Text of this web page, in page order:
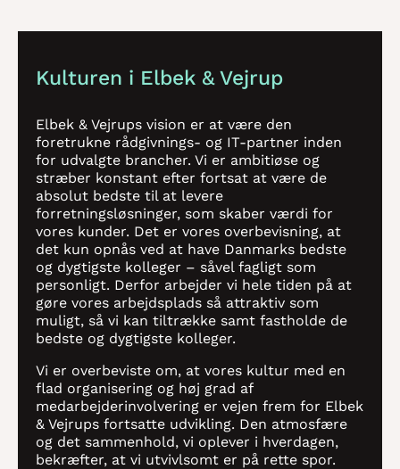
Kulturen i Elbek & Vejrup
Elbek & Vejrups vision er at være den
foretrukne rådgivnings- og IT-partner inden
for udvalgte brancher. Vi er ambitiøse og
stræber konstant efter fortsat at være de
absolut bedste til at levere
forretningsløsninger, som skaber værdi for
vores kunder. Det er vores overbevisning, at
det kun opnås ved at have Danmarks bedste
og dygtigste kolleger – såvel fagligt som
personligt. Derfor arbejder vi hele tiden på at
gøre vores arbejdsplads så attraktiv som
muligt, så vi kan tiltrække samt fastholde de
bedste og dygtigste kolleger.
Vi er overbeviste om, at vores kultur med en
flad organisering og høj grad af
medarbejderinvolvering er vejen frem for Elbek
& Vejrups fortsatte udvikling. Den atmosfære
og det sammenhold, vi oplever i hverdagen,
bekræfter, at vi utvivlsomt er på rette spor.